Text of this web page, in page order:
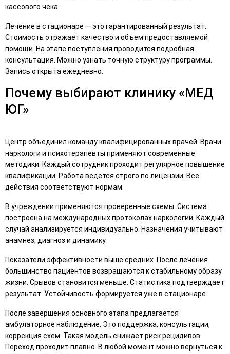
кассового чека.
Лечение в стационаре — это гарантированный результат.
Стоимость отражает качество и объем предоставляемой
помощи. На этапе поступления проводится подробная
консультация. Можно узнать точную структуру программы.
Запись открыта ежедневно.
Почему выбирают клинику «МЕД
ЮГ»
Центр объединил команду квалифицированных врачей. Врачи-
наркологи и психотерапевты применяют современные
методики. Каждый сотрудник проходит регулярное повышение
квалификации. Работа ведется строго по лицензии. Все
действия соответствуют нормам.
В учреждении применяются проверенные схемы. Система
построена на международных протоколах наркологии. Каждый
случай анализируется индивидуально. Назначения учитывают
анамнез, диагноз и динамику.
Показатели эффективности выше средних. После лечения
большинство пациентов возвращаются к стабильному образу
жизни. Срывов становится меньше. Статистика подтверждает
результат. Устойчивость формируется уже в стационаре.
После завершения основного этапа предлагается
амбулаторное наблюдение. Это поддержка, консультации,
коррекция схем. Такая модель снижает риск рецидивов.
Переход проходит плавно. В любой момент можно вернуться к